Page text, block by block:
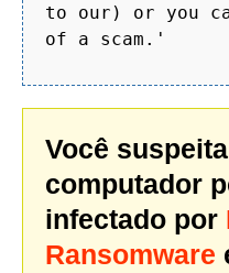
to our) or you
of a scam.'
Você
computador
infectado por
Ransomware